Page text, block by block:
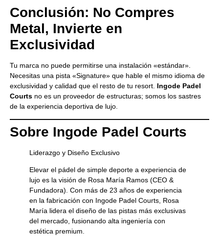
Conclusión: No Compres
Metal, Invierte en
Exclusividad
Tu marca no puede permitirse una instalación «estándar».
Necesitas una pista «Signature» que hable el mismo idioma de
exclusividad y calidad que el resto de tu resort. Ingode Padel
Courts no es un proveedor de estructuras; somos los sastres
de la experiencia deportiva de lujo.
Sobre Ingode Padel Courts
Liderazgo y Diseño Exclusivo
Elevar el pádel de simple deporte a experiencia de
lujo es la visión de Rosa María Ramos (CEO &
Fundadora). Con más de 23 años de experiencia
en la fabricación con Ingode Padel Courts, Rosa
María lidera el diseño de las pistas más exclusivas
del mercado, fusionando alta ingeniería con
estética premium.